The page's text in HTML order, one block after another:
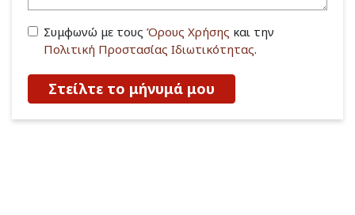
Συμφωνώ με τους Όρους Χρήσης και την
Πολιτική Προστασίας Ιδιωτικότητας.
Στείλτε το μήνυμά μου